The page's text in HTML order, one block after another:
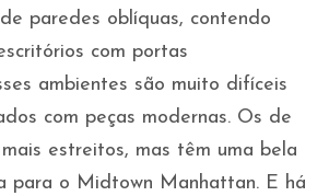
paredes oblíquas, contendo
com portas
ambientes são muito difíceis
com peças modernas. Os de
estreitos, mas têm uma bela
para o Midtown Manhattan. E há